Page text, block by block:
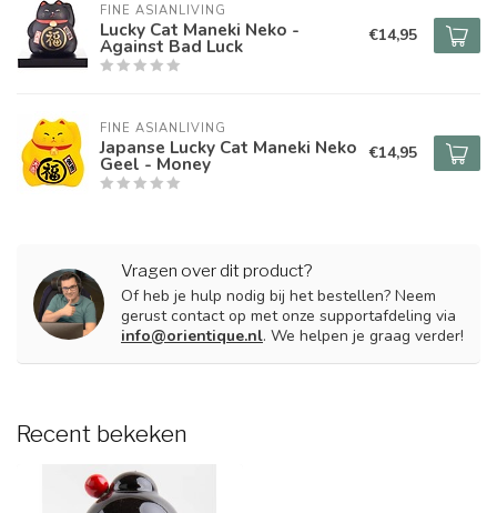
FINE ASIANLIVING
Lucky Cat Maneki Neko -
Against Bad Luck €14,95
FINE ASIANLIVING
Japanse Lucky Cat Maneki Neko
Geel - Money €14,95
Vragen over dit product?
Of heb je hulp nodig bij het bestellen? Neem
gerust contact op met onze supportafdeling via
info@orientique.nl. We helpen je graag verder!
Recent bekeken